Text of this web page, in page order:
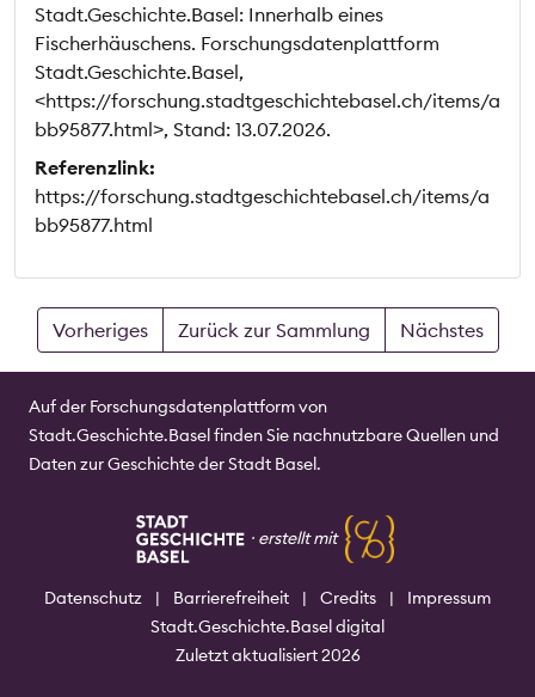
Stadt.Geschichte.Basel: Innerhalb eines
Fischerhäuschens. Forschungsdatenplattform
Stadt.Geschichte.Basel,
<https://forschung.stadtgeschichtebasel.ch/items/a
bb95877.html>, Stand: 13.07.2026.
Referenzlink:
https://forschung.stadtgeschichtebasel.ch/items/a
bb95877.html
Vorheriges Zurück zur Sammlung Nächstes
Auf der Forschungsdatenplattform von
Stadt.Geschichte.Basel finden Sie nachnutzbare Quellen und
Daten zur Geschichte der Stadt Basel.
⸱ erstellt mit
Datenschutz | Barrierefreiheit | Credits |
Impressum
Stadt.Geschichte.Basel digital
Zuletzt aktualisiert 2026